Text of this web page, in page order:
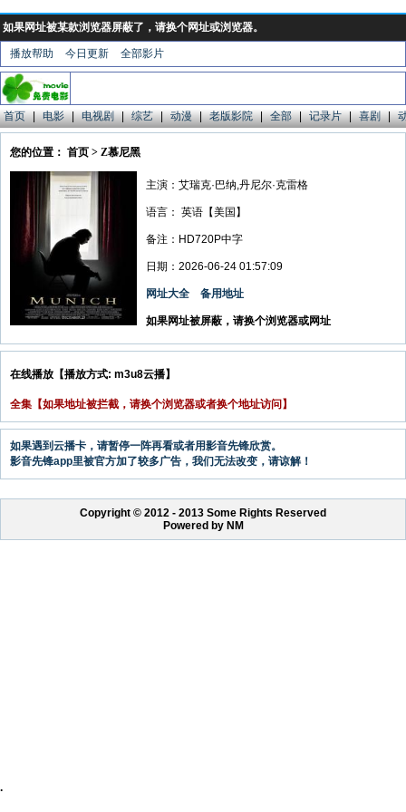
如果网址被某款浏览器屏蔽了，请换个网址或浏览器。
播放帮助 今日更新 全部影片
首页 | 电影 | 电视剧 | 综艺 | 动漫 | 老版影院 | 全部 | 记录片 | 喜剧 |
您的位置： 首页 > Z慕尼黑
主演：艾瑞克·巴纳,丹尼尔·克雷格
语言： 英语【美国】
备注：HD720P中字
日期：2026-06-24 01:57:09
网址大全 备用地址
如果网址被屏蔽，请换个浏览器或网址
在线播放【播放方式: m3u8云播】
全集【如果地址被拦截，请换个浏览器或者换个地址访问】
如果遇到云播卡，请暂停一阵再看或者用影音先锋欣赏。
影音先锋app里被官方加了较多广告，我们无法改变，请谅解！
Copyright © 2012 - 2013 Some Rights Reserved
Powered by NM
.